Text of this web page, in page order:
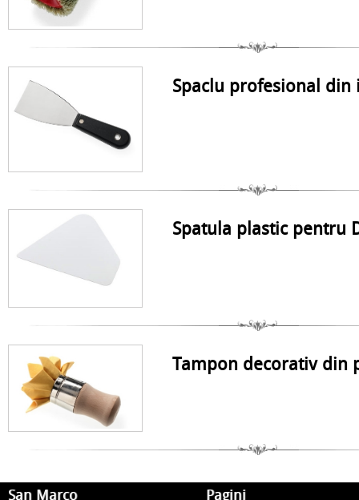
Spaclu profesional din
Spatula plastic pentru
Tampon decorativ din
San Marco Pagini